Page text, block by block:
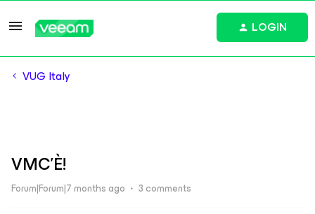
LOGIN
VUG Italy
VMC'È!
Forum|Forum|7 months ago 3 comments